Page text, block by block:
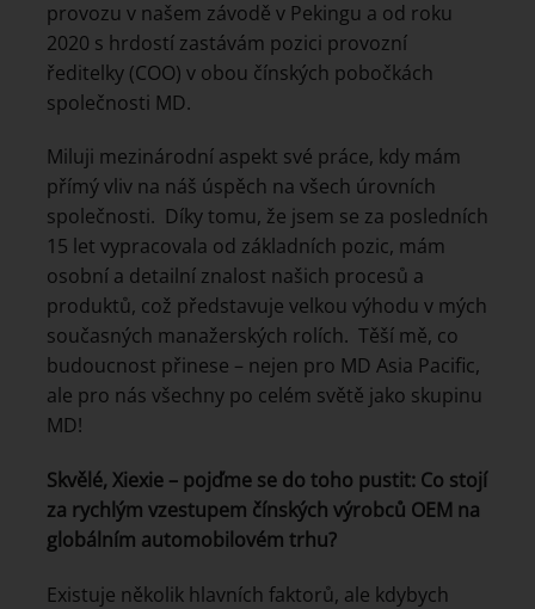
provozu v našem závodě v Pekingu a od roku
2020 s hrdostí zastávám pozici provozní
ředitelky (COO) v obou čínských pobočkách
společnosti MD.
Miluji mezinárodní aspekt své práce, kdy mám
přímý vliv na náš úspěch na všech úrovních
společnosti. Díky tomu, že jsem se za posledních
15 let vypracovala od základních pozic, mám
osobní a detailní znalost našich procesů a
produktů, což představuje velkou výhodu v mých
současných manažerských rolích. Těší mě, co
budoucnost přinese – nejen pro MD Asia Pacific,
ale pro nás všechny po celém světě jako skupinu
MD!
Skvělé, Xiexie – pojďme se do toho pustit: Co stojí
za rychlým vzestupem čínských výrobců OEM na
globálním automobilovém trhu?
Existuje několik hlavních faktorů, ale kdybych